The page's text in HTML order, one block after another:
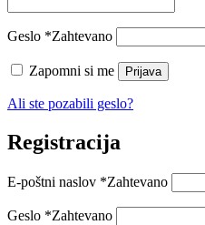
Geslo *Zahtevano
Zapomni si me Prijava
Ali ste pozabili geslo?
Registracija
E-poštni naslov *Zahtevano
Geslo *Zahtevano